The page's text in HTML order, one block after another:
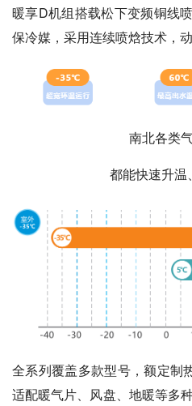
暖享D机组搭载松下变频铜线
保冷媒，采用连续喷焓技术，
南北各类
都能快速升温
全系列覆盖多款型号，额定制
适配暖气片、风盘、地暖等多